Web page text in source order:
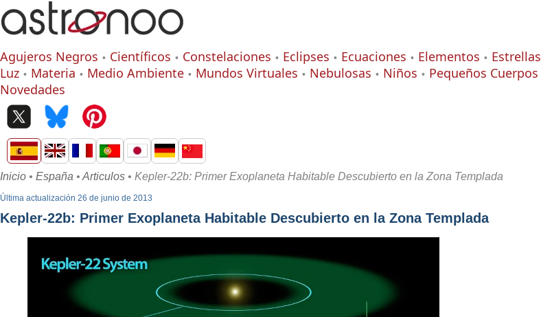
Agujeros Negros Científicos Constelaciones Eclipses Ecuaciones Elementos Estrellas
Luz
Materia Medio Ambiente Mundos Virtuales Nebulosas Niños Pequeños Cuerpos
Novedades
Inicio • España • Articulos • Kepler-22b: Primer Exoplaneta Habitable Descubierto en la Zona Templada
Última actualización 26 de junio de 2013
Kepler-22b: Primer Exoplaneta Habitable Descubierto en la Zona Templada